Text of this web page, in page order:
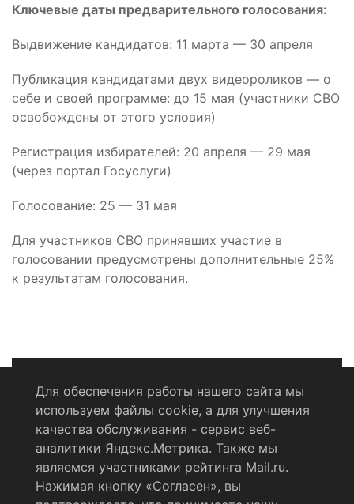
Ключевые даты предварительного голосования:
Выдвижение кандидатов: 11 марта — 30 апреля
Публикация кандидатами двух видеороликов — о
себе и своей программе: до 15 мая (участники СВО
освобождены от этого условия)
Регистрация избирателей: 20 апреля — 29 мая
(через портал Госуслуги)
Голосование: 25 — 31 мая
Для участников СВО принявших участие в
голосовании предусмотрены дополнительные 25%
к результатам голосования.
Политика конфиденциальности
Согласие на обработку персональных данных
RSS-лента
Для обеспечения работы нашего сайта мы
используем файлы cookie, а для улучшения
качества обслуживания - сервис веб-
аналитики Яндекс.Метрика. Также мы
являемся участниками рейтинга Mail.ru.
Нажимая кнопку «Согласен», вы